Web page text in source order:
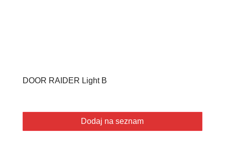
DOOR RAIDER Light B
Dodaj na seznam